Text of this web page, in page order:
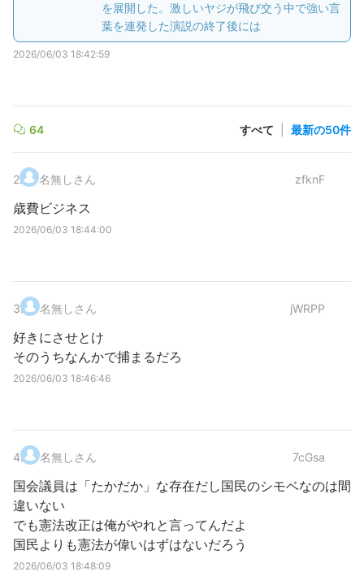
を展開した。激しいヤジが飛び交う中で強い言
葉を連発した演説の終了後には
2026/06/03 18:42:59
64 すべて 最新の50件
2. 名無しさん zfknF
歳費ビジネス
2026/06/03 18:44:00
3. 名無しさん jWRPP
好きにさせとけ
そのうちなんかで捕まるだろ
2026/06/03 18:46:46
4. 名無しさん 7cGsa
国会議員は「たかだか」な存在だし国民のシモベなのは間
違いない
でも憲法改正は俺がやれと言ってんだよ
国民よりも憲法が偉いはずはないだろう
2026/06/03 18:48:09